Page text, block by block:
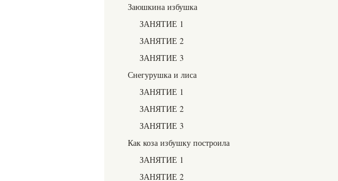
Заюшкина избушка
ЗАНЯТИЕ 1
ЗАНЯТИЕ 2
ЗАНЯТИЕ 3
Снегурушка и лиса
ЗАНЯТИЕ 1
ЗАНЯТИЕ 2
ЗАНЯТИЕ 3
Как коза избушку построила
ЗАНЯТИЕ 1
ЗАНЯТИЕ 2